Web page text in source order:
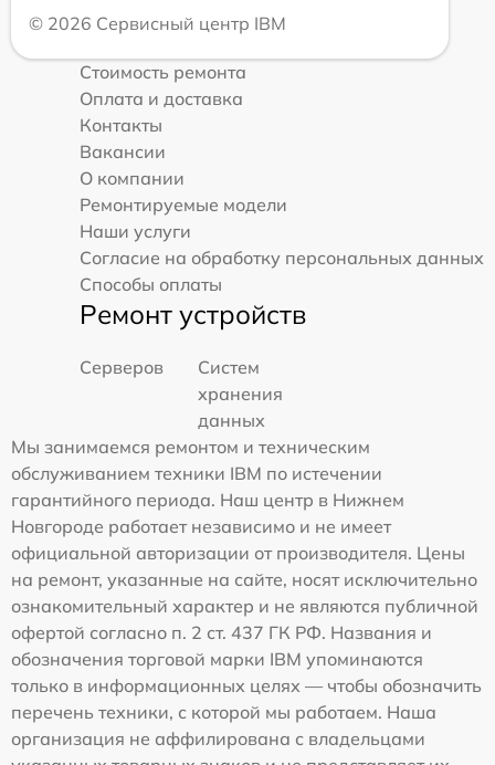
© 2026 Сервисный центр IBM
Стоимость ремонта
Оплата и доставка
Контакты
Вакансии
О компании
Ремонтируемые модели
Наши услуги
Согласие на обработку персональных данных
Способы оплаты
Ремонт устройств
Серверов
Систем
хранения
данных
Мы занимаемся ремонтом и техническим
обслуживанием техники IBM по истечении
гарантийного периода. Наш центр в Нижнем
Новгороде работает независимо и не имеет
официальной авторизации от производителя. Цены
на ремонт, указанные на сайте, носят исключительно
ознакомительный характер и не являются публичной
офертой согласно п. 2 ст. 437 ГК РФ. Названия и
обозначения торговой марки IBM упоминаются
только в информационных целях — чтобы обозначить
перечень техники, с которой мы работаем. Наша
организация не аффилирована с владельцами